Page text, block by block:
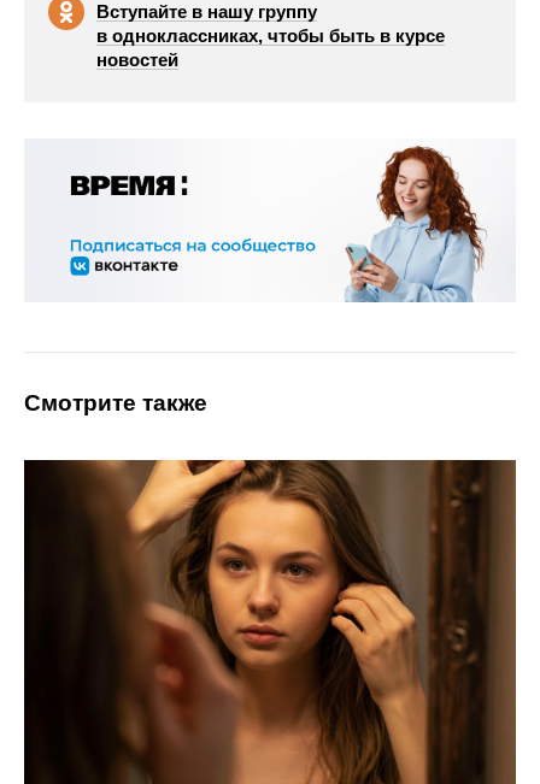
Вступайте в нашу группу
в одноклассниках, чтобы быть в курсе
новостей
Смотрите также